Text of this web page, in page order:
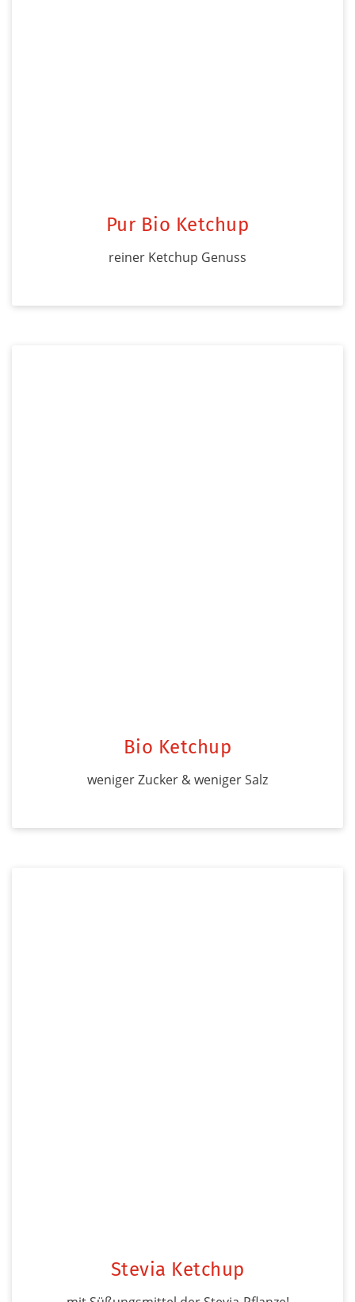
Pur Bio Ketchup
reiner Ketchup Genuss
Bio Ketchup
weniger Zucker & weniger Salz
Stevia Ketchup